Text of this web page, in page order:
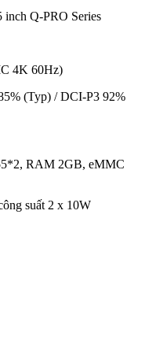
inch Q-PRO Series
4K 60Hz)
(Typ) / DCI-P3 92%
RAM 2GB, eMMC
suất 2 x 10W